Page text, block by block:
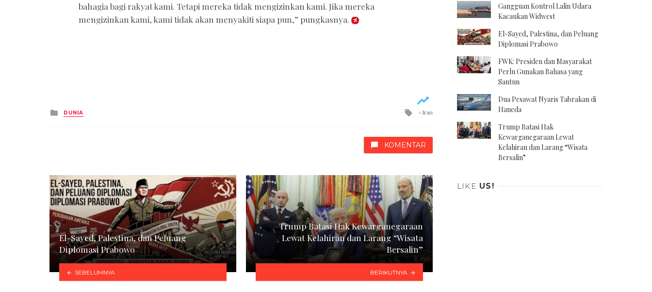
bahagia bagi rakyat kami. Tetapi mereka tidak mengizinkan kami. Jika mereka
mengizinkan kami, kami tidak akan menyakiti siapa pun,” pungkasnya.
Posted
in
DUNIA Tagged
Iran
KOMENTAR
El-Sayed, Palestina, dan Peluang
Diplomasi Prabowo
SEBELUMNYA
Trump Batasi Hak Kewarganegaraan
Lewat Kelahiran dan Larang “Wisata
Bersalin”
BERIKUTNYA
Gangguan Kontrol Lalin Udara
Kacaukan Widwest
El-Sayed, Palestina, dan Peluang
Diplomasi Prabowo
FWK: Presiden dan Masyarakat
Perlu Gunakan Bahasa yang
Santun
Dua Pesawat Nyaris Tabrakan di
Haneda
Trump Batasi Hak
Kewarganegaraan Lewat
Kelahiran dan Larang “Wisata
Bersalin”
LIKE US!